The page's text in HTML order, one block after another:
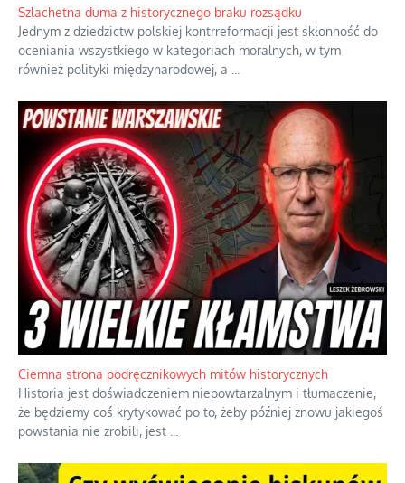
Szlachetna duma z historycznego braku rozsądku
Jednym z dziedzictw polskiej kontrreformacji jest skłonność do
oceniania wszystkiego w kategoriach moralnych, w tym
również polityki międzynarodowej, a
Ciemna strona podręcznikowych mitów historycznych
Historia jest doświadczeniem niepowtarzalnym i tłumaczenie,
że będziemy coś krytykować po to, żeby później znowu jakiegoś
powstania nie zrobili, jest